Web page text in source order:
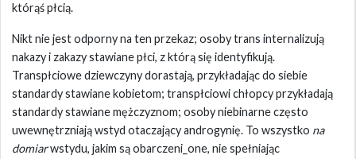
którąś płcią.
Nikt nie jest odporny na ten przekaz; osoby trans internalizują
nakazy i zakazy stawiane płci, z którą się identyfikują.
Transpłciowe dziewczyny dorastają, przykładając do siebie
standardy stawiane kobietom; transpłciowi chłopcy przykładają
standardy stawiane mężczyznom; osoby niebinarne często
uwewnętrzniają wstyd otaczający androgynię. To wszystko na
domiarwstydu, jakim są obarczeni_one, nie spełniając